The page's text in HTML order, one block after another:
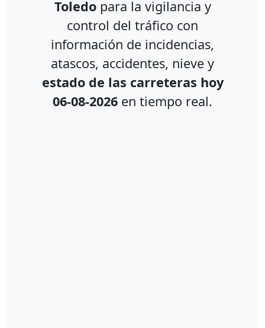
Toledopara la vigilancia y
control del tráfico con
información de incidencias,
atascos, accidentes, nieve y
estado de las carreteras hoy
06-08-2026 en tiempo real.